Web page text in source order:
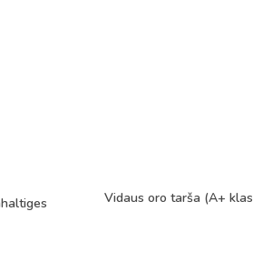
Vidaus oro tarša (A+